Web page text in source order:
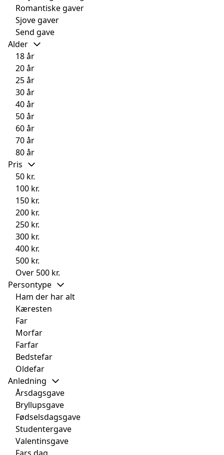
Romantiske gaver
Sjove gaver
Send gave
Alder
18 år
20 år
25 år
30 år
40 år
50 år
60 år
70 år
80 år
Pris
50 kr.
100 kr.
150 kr.
200 kr.
250 kr.
300 kr.
400 kr.
500 kr.
Over 500 kr.
Persontype
Ham der har alt
Kæresten
Far
Morfar
Farfar
Bedstefar
Oldefar
Anledning
Årsdagsgave
Bryllupsgave
Fødselsdagsgave
Studentergave
Valentinsgave